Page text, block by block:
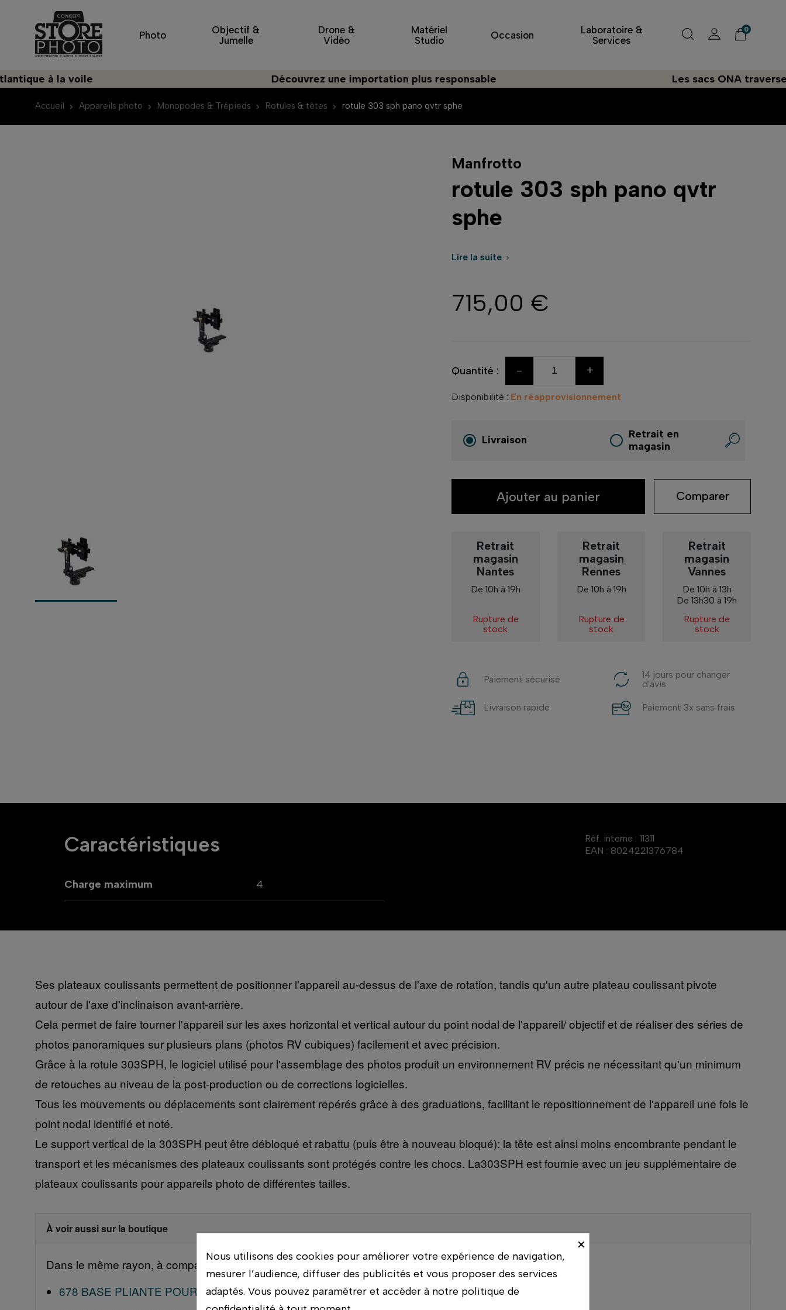
Photo
Objectif &
Jumelle
Drone &
Vidéo
Matériel
Studio
Occasion
Laboratoire &
Services
0
à la voile Découvrez une importation plus responsable Les sacs ONA traversent
Accueil Appareils photo Monopodes & Trépieds Rotules & têtes rotule 303 sph pano qvtr sphe
Manfrotto
rotule 303 sph pano qvtr
sphe
Lire la suite 
715,00 €
Quantité : - +
Disponibilité : En réapprovisionnement
Livraison
Retrait en
magasin
Ajouter au panier Comparer
Retrait
magasin
Nantes
De 10h à 19h
Rupture de
stock
Retrait
magasin
Rennes
De 10h à 19h
Rupture de
stock
Retrait
magasin
Vannes
De 10h à 13h
De 13h30 à 19h
Rupture de
stock
Paiement sécurisé
14 jours pour changer
d'avis
Livraison rapide Paiement 3x sans frais
Caractéristiques Réf. interne : 11311
EAN : 8024221376784
Charge maximum 4
Ses plateaux coulissants permettent de positionner l'appareil au-dessus de l'axe de rotation, tandis qu'un autre plateau coulissant pivote
autour de l'axe d'inclinaison avant-arrière.
Cela permet de faire tourner l'appareil sur les axes horizontal et vertical autour du point nodal de l'appareil/ objectif et de réaliser des séries de
photos panoramiques sur plusieurs plans (photos RV cubiques) facilement et avec précision.
Grâce à la rotule 303SPH, le logiciel utilisé pour l'assemblage des photos produit un environnement RV précis ne nécessitant qu'un minimum
de retouches au niveau de la post-production ou de corrections logicielles.
Tous les mouvements ou déplacements sont clairement repérés grâce à des graduations, facilitant le repositionnement de l'appareil une fois le
point nodal identifié et noté.
Le support vertical de la 303SPH peut être débloqué et rabattu (puis être à nouveau bloqué): la tête est ainsi moins encombrante pendant le
transport et les mécanismes des plateaux coulissants sont protégés contre les chocs. La303SPH est fournie avec un jeu supplémentaire de
plateaux coulissants pour appareils photo de différentes tailles.
À voir aussi sur la boutique
Dans le même rayon, à comparer en magasin :
678 BASE PLIANTE POUR MONOPODE(59 €)
×
Nous utilisons des cookies pour améliorer votre expérience de navigation,
mesurer l’audience, diffuser des publicités et vous proposer des services
adaptés. Vous pouvez paramétrer et accéder à notre politique de